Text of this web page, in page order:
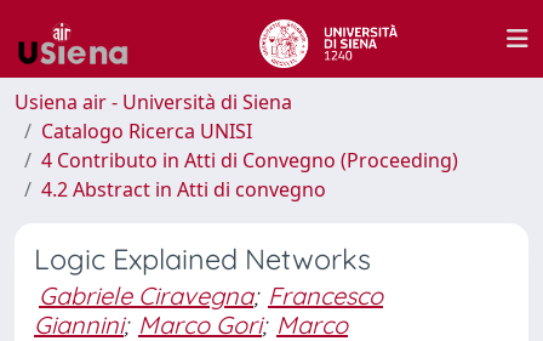
Usiena air - Università di Siena
Catalogo Ricerca UNISI
4 Contributo in Atti di Convegno (Proceeding)
4.2 Abstract in Atti di convegno
Logic Explained Networks
Gabriele Ciravegna; Francesco
Giannini; Marco Gori; Marco